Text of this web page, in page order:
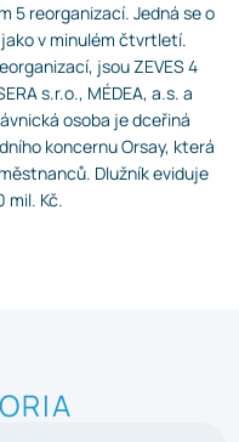
5 reorganizací. Jedná se o
v minulém čtvrtletí.
jsou ZEVES 4
s.r.o., MÉDEA, a.s. a
osoba je dceřiná
koncernu Orsay, která
Dlužník eviduje
mil. Kč.